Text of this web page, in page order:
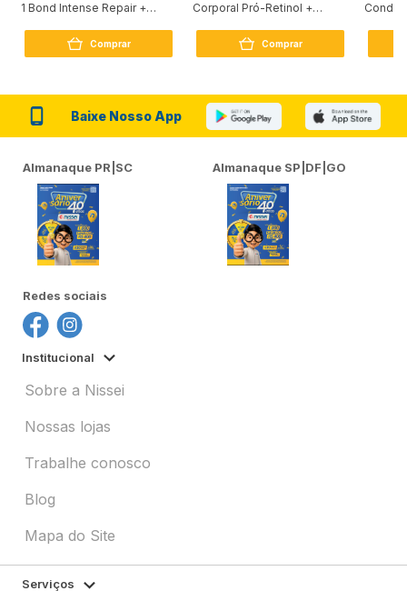
1 Bond Intense Repair +
Comprar
Corporal Pró-Retinol +
Comprar
Baixe Nosso App
Almanaque PR|SC Almanaque SP|DF|GO
Redes sociais
Institucional
Sobre a Nissei
Nossas lojas
Trabalhe conosco
Blog
Mapa do Site
Serviços